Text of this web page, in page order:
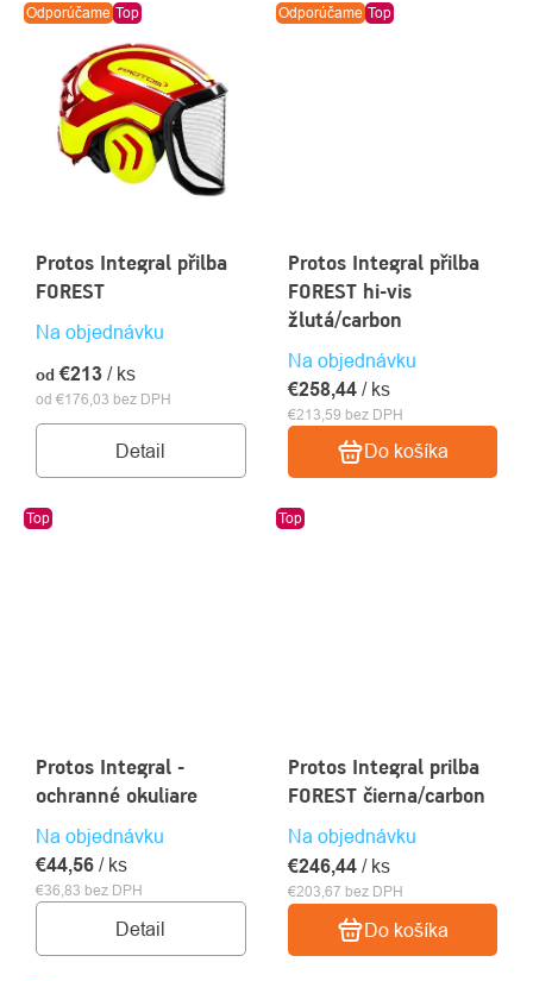
Odporúčame Top
Protos Integral přilba
FOREST
Na objednávku
od €176,03 bez DPH
od €213 / ks
Detail
Odporúčame Top
Protos Integral přilba
FOREST hi-vis
žlutá/carbon
Na objednávku
€213,59 bez DPH
€258,44 / ks
Do košíka
Top
Protos Integral -
ochranné okuliare
Na objednávku
€36,83 bez DPH
€44,56 / ks
Detail
Top
Protos Integral prilba
FOREST čierna/carbon
Na objednávku
€203,67 bez DPH
€246,44 / ks
Do košíka